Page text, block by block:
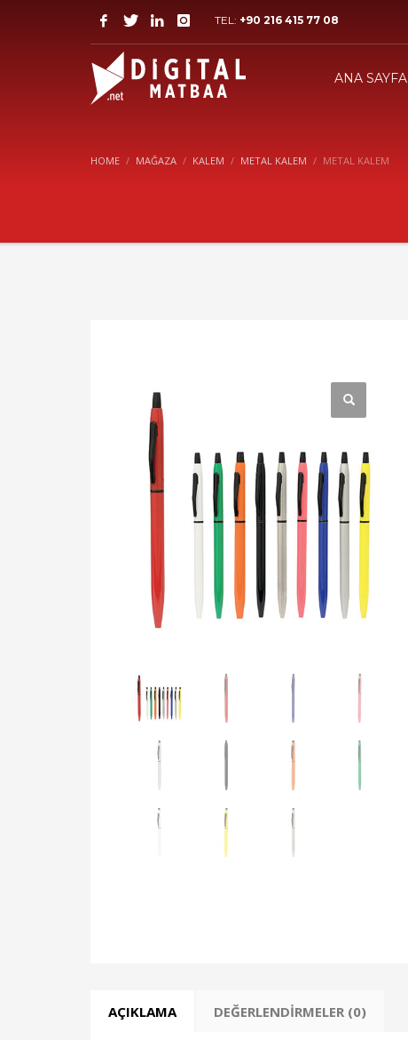
TEL: +90 216 415 77 08
ANA SAYFA
HOME MAĞAZA KALEM METAL KALEM METAL KALEM
AÇIKLAMA DEĞERLENDIRMELER (0)